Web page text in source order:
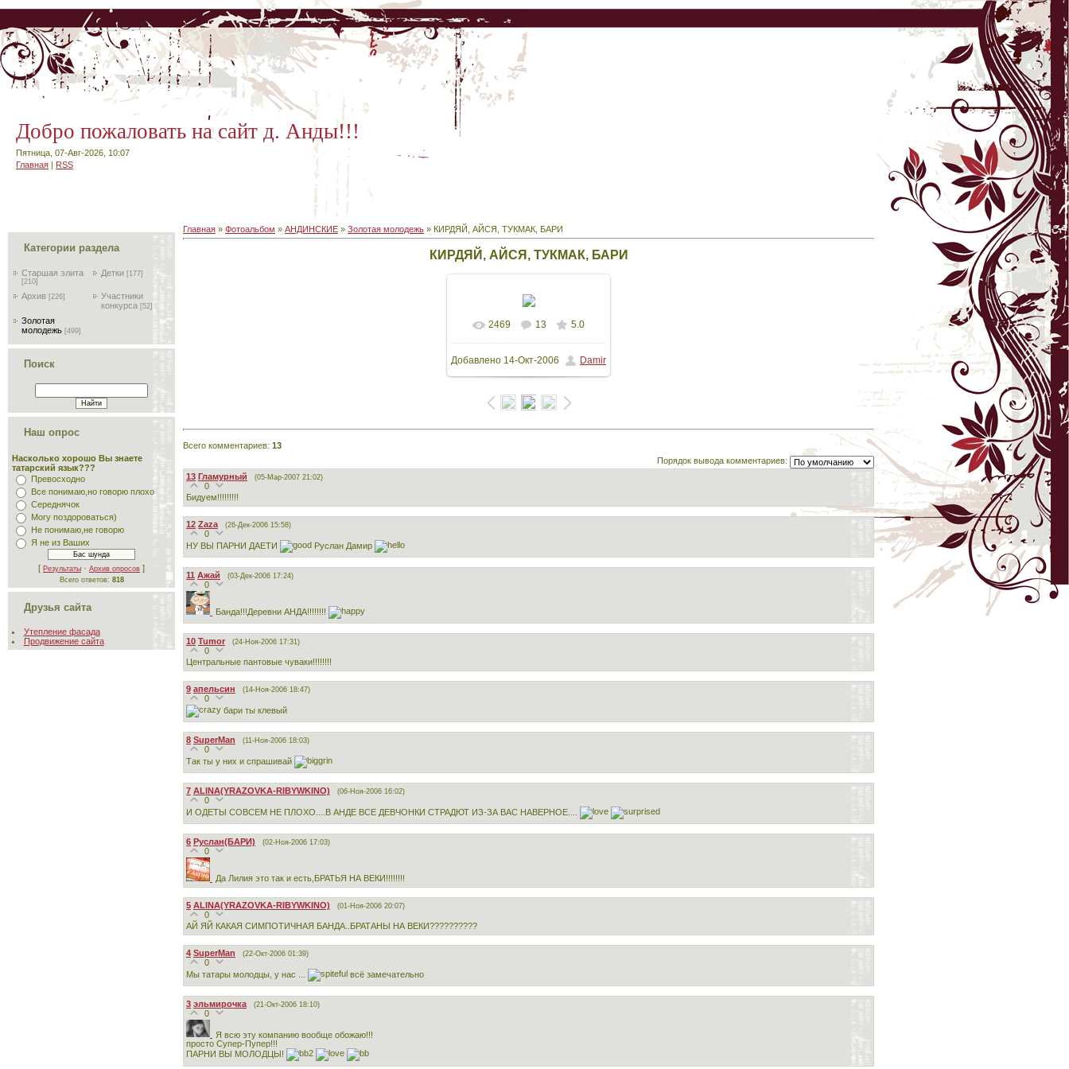
Добро пожаловать на сайт д. Анды!!!
Пятница, 07-Авг-2026, 10:07
Главная | RSS
Категории раздела
Старшая элита
[210]
Детки [177]
Архив [226]
Участники
конкурса [52]
Золотая
молодежь [499]
Поиск
Наш опрос
Насколько хорошо Вы знаете
татарский язык???
Превосходно
Все понимаю,но говорю плохо
Середнячок
Могу поздороваться)
Не понимаю,не говорю
Я не из Ваших
[ Результаты · Архив опросов ]
Всего ответов: 818
Друзья сайта
Утепление фасада
Продвижение сайта
Главная » Фотоальбом » АНДИНСКИЕ » Золотая молодежь » КИРДЯЙ, АЙСЯ, ТУКМАК, БАРИ
КИРДЯЙ, АЙСЯ, ТУКМАК, БАРИ
В реальном размере
1280x960/ 125.2Kb
2469 13 5.0
Добавлено 14-Окт-2006 Damir
Всего комментариев: 13
Порядок вывода комментариев:
13 Гламурный (05-Мар-2007 21:02)
0
Бидуем!!!!!!!!!
12 Zaza (26-Дек-2006 15:58)
0
НУ ВЫ ПАРНИ ДАЕТИ
Руслан Дамир
11 Ажай (03-Дек-2006 17:24)
0
Банда!!!Деревни АНДА!!!!!!!!
10 Tumor (24-Ноя-2006 17:31)
0
Центральные пантовые чуваки!!!!!!!!
9 апельсин (14-Ноя-2006 18:47)
0
бари ты клевый
8 SuperMan (11-Ноя-2006 18:03)
0
Так ты у них и спрашивай
7 ALINA(YRAZOVKA-RIBYWKINO) (06-Ноя-2006 16:02)
0
И ОДЕТЫ СОВСЕМ НЕ ПЛОХО....В АНДЕ ВСЕ ДЕВЧОНКИ СТРАДЮТ ИЗ-ЗА ВАС НАВЕРНОЕ....
6 Руслан(БАРИ) (02-Ноя-2006 17:03)
0
Да Лилия это так и есть,БРАТЬЯ НА ВЕКИ!!!!!!!!
5 ALINA(YRAZOVKA-RIBYWKINO) (01-Ноя-2006 20:07)
0
АЙ ЯЙ КАКАЯ СИМПОТИЧНАЯ БАНДА..БРАТАНЫ НА ВЕКИ??????????
4 SuperMan (22-Окт-2006 01:39)
0
Мы татары молодцы, у нас ...
всё замечательно
3 эльмирочка (21-Окт-2006 18:10)
0
Я всю эту компанию вообще обожаю!!!
просто Супер-Пупер!!!
ПАРНИ ВЫ МОЛОДЦЫ!